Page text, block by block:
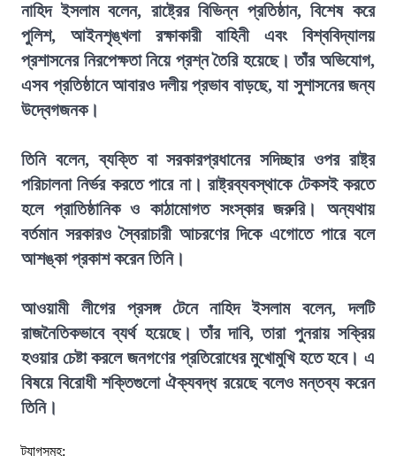
নাহিদ ইসলাম বলেন, রাষ্ট্রের বিভিন্ন প্রতিষ্ঠান, বিশেষ করে
পুলিশ, আইনশৃঙ্খলা রক্ষাকারী বাহিনী এবং বিশ্ববিদ্যালয়
প্রশাসনের নিরপেক্ষতা নিয়ে প্রশ্ন তৈরি হয়েছে। তাঁর অভিযোগ,
এসব প্রতিষ্ঠানে আবারও দলীয় প্রভাব বাড়ছে, যা সুশাসনের জন্য
উদ্বেগজনক।
তিনি বলেন, ব্যক্তি বা সরকারপ্রধানের সদিচ্ছার ওপর রাষ্ট্র
পরিচালনা নির্ভর করতে পারে না। রাষ্ট্রব্যবস্থাকে টেকসই করতে
হলে প্রাতিষ্ঠানিক ও কাঠামোগত সংস্কার জরুরি। অন্যথায়
বর্তমান সরকারও স্বৈরাচারী আচরণের দিকে এগোতে পারে বলে
আশঙ্কা প্রকাশ করেন তিনি।
আওয়ামী লীগের প্রসঙ্গ টেনে নাহিদ ইসলাম বলেন, দলটি
রাজনৈতিকভাবে ব্যর্থ হয়েছে। তাঁর দাবি, তারা পুনরায় সক্রিয়
হওয়ার চেষ্টা করলে জনগণের প্রতিরোধের মুখোমুখি হতে হবে। এ
বিষয়ে বিরোধী শক্তিগুলো ঐক্যবদ্ধ রয়েছে বলেও মন্তব্য করেন
তিনি।
ট্যাগসমূহ: